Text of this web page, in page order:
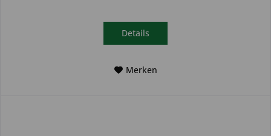
Details
Merken